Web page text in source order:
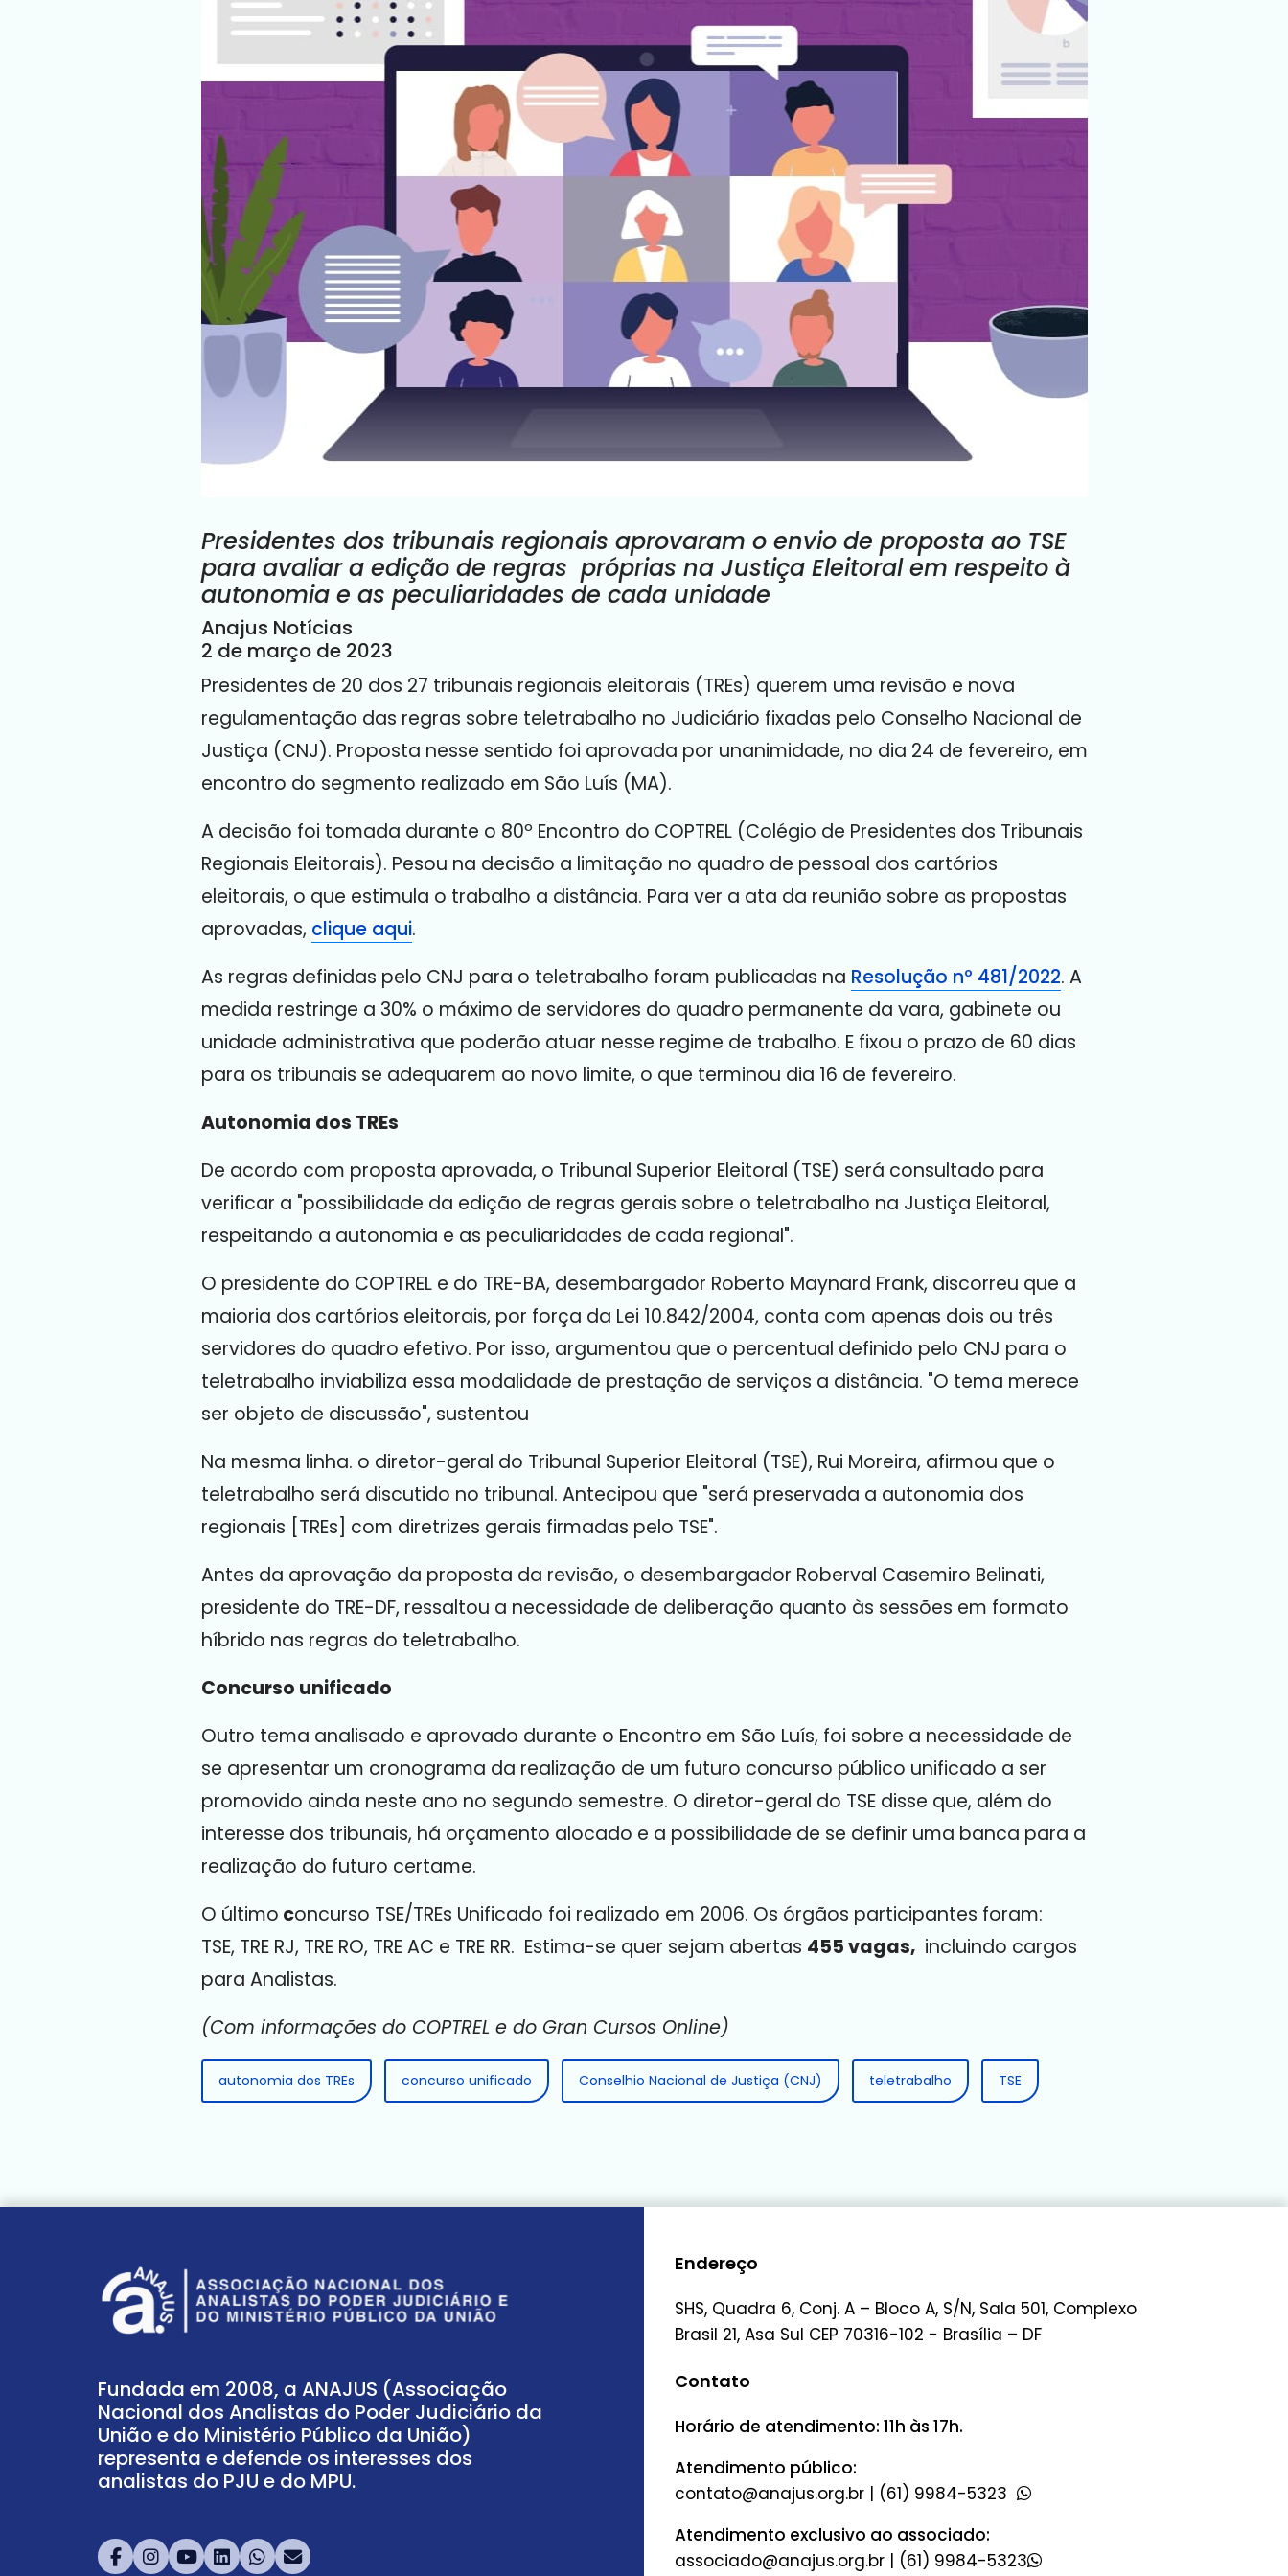
Presidentes dos tribunais regionais aprovaram o envio de proposta ao TSE
para avaliar a edição de regras próprias na Justiça Eleitoral em respeito à
autonomia e as peculiaridades de cada unidade
Anajus Notícias
2 de março de 2023
Presidentes de 20 dos 27 tribunais regionais eleitorais (TREs) querem uma revisão e nova
regulamentação das regras sobre teletrabalho no Judiciário fixadas pelo Conselho Nacional de
Justiça (CNJ). Proposta nesse sentido foi aprovada por unanimidade, no dia 24 de fevereiro, em
encontro do segmento realizado em São Luís (MA).
A decisão foi tomada durante o 80º Encontro do COPTREL (Colégio de Presidentes dos Tribunais
Regionais Eleitorais). Pesou na decisão a limitação no quadro de pessoal dos cartórios
eleitorais, o que estimula o trabalho a distância. Para ver a ata da reunião sobre as propostas
aprovadas, clique aqui.
As regras definidas pelo CNJ para o teletrabalho foram publicadas na Resolução nº 481/2022. A
medida restringe a 30% o máximo de servidores do quadro permanente da vara, gabinete ou
unidade administrativa que poderão atuar nesse regime de trabalho. E fixou o prazo de 60 dias
para os tribunais se adequarem ao novo limite, o que terminou dia 16 de fevereiro.
Autonomia dos TREs
De acordo com proposta aprovada, o Tribunal Superior Eleitoral (TSE) será consultado para
verificar a "possibilidade da edição de regras gerais sobre o teletrabalho na Justiça Eleitoral,
respeitando a autonomia e as peculiaridades de cada regional".
O presidente do COPTREL e do TRE-BA, desembargador Roberto Maynard Frank, discorreu que a
maioria dos cartórios eleitorais, por força da Lei 10.842/2004, conta com apenas dois ou três
servidores do quadro efetivo. Por isso, argumentou que o percentual definido pelo CNJ para o
teletrabalho inviabiliza essa modalidade de prestação de serviços a distância. "O tema merece
ser objeto de discussão", sustentou
Na mesma linha. o diretor-geral do Tribunal Superior Eleitoral (TSE), Rui Moreira, afirmou que o
teletrabalho será discutido no tribunal. Antecipou que "será preservada a autonomia dos
regionais [TREs] com diretrizes gerais firmadas pelo TSE".
Antes da aprovação da proposta da revisão, o desembargador Roberval Casemiro Belinati,
presidente do TRE-DF, ressaltou a necessidade de deliberação quanto às sessões em formato
híbrido nas regras do teletrabalho.
Concurso unificado
Outro tema analisado e aprovado durante o Encontro em São Luís, foi sobre a necessidade de
se apresentar um cronograma da realização de um futuro concurso público unificado a ser
promovido ainda neste ano no segundo semestre. O diretor-geral do TSE disse que, além do
interesse dos tribunais, há orçamento alocado e a possibilidade de se definir uma banca para a
realização do futuro certame.
O último concurso TSE/TREs Unificado foi realizado em 2006. Os órgãos participantes foram:
TSE, TRE RJ, TRE RO, TRE AC e TRE RR. Estima-se quer sejam abertas 455 vagas, incluindo cargos
para Analistas.
(Com informações do COPTREL e do Gran Cursos Online)
autonomia dos TREs concurso unificado Conselhio Nacional de Justiça (CNJ) teletrabalho TSE
Fundada em 2008, a ANAJUS (Associação
Nacional dos Analistas do Poder Judiciário da
União e do Ministério Público da União)
representa e defende os interesses dos
analistas do PJU e do MPU.
Endereço
SHS, Quadra 6, Conj. A – Bloco A, S/N, Sala 501, Complexo
Brasil 21, Asa Sul CEP 70316-102 - Brasília – DF
Contato
Horário de atendimento: 11h às 17h.
Atendimento público:
| (61) 9984-5323
Atendimento exclusivo ao associado:
| (61) 9984-5323